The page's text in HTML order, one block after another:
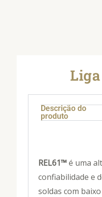
Descrição do
produto
REL61™é uma
confiabilidade e
soldas com